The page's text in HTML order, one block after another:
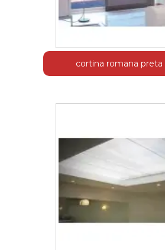
cortina romana preta